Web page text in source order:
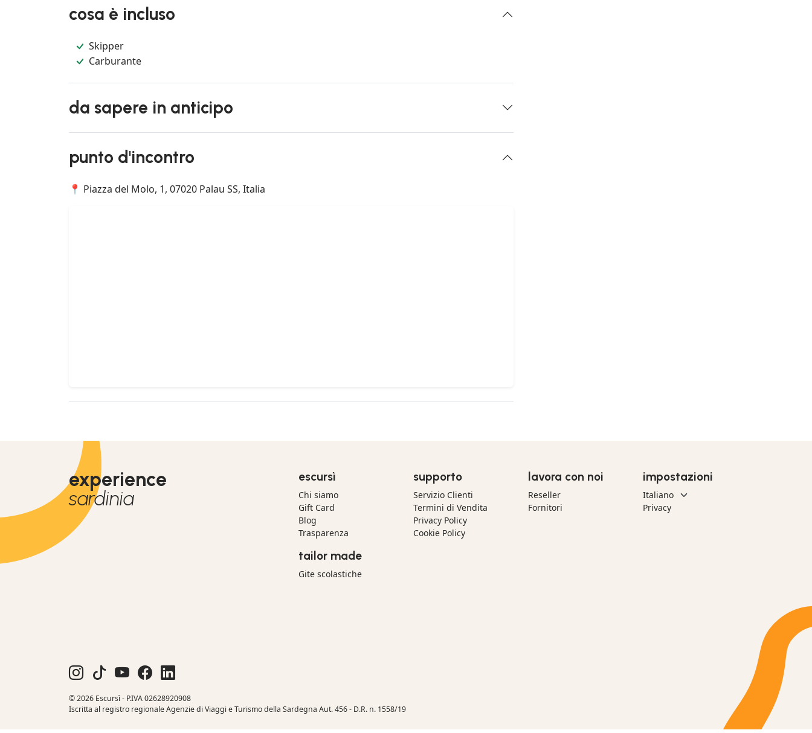
cosa è incluso
Skipper
Carburante
da sapere in anticipo
punto d'incontro
📍 Piazza del Molo, 1, 07020 Palau SS, Italia
experience
sardinia
escursì
Chi siamo
Gift Card
Blog
Trasparenza
tailor made
Gite scolastiche
supporto
Servizio Clienti
Termini di Vendita
Privacy Policy
Cookie Policy
lavora con noi
Reseller
Fornitori
impostazioni
Privacy
© 2026 Escursì - P.IVA 02628920908
Iscritta al registro regionale Agenzie di Viaggi e Turismo della Sardegna Aut. 456 - D.R. n. 1558/19